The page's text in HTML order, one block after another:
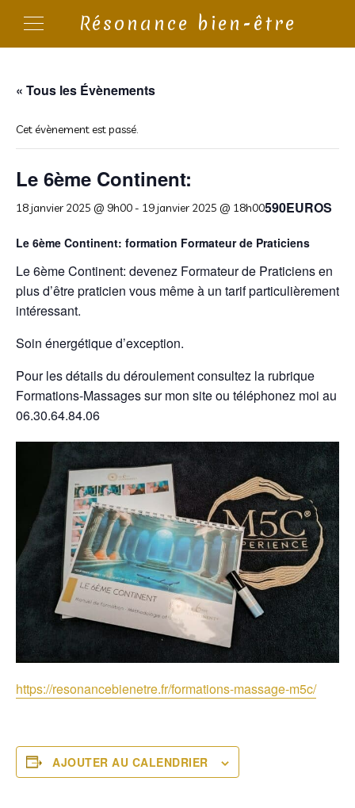
Résonance bien-être
« Tous les Évènements
Cet évènement est passé.
Le 6ème Continent:
18 janvier 2025 @ 9h00- 19 janvier 2025 @ 18h00590EUROS
Le 6ème Continent: formation Formateur de Praticiens
Le 6ème Continent: devenez Formateur de Praticiens en
plus d’être praticien vous même à un tarif particulièrement
intéressant.
Soin énergétique d’exception.
Pour les détails du déroulement consultez la rubrique
Formations-Massages sur mon site ou téléphonez moi au
06.30.64.84.06
https://resonancebienetre.fr/formations-massage-m5c/
AJOUTER AU CALENDRIER